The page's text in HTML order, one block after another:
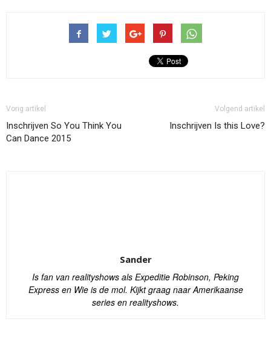
Vorig artikel
Inschrijven So You Think You
Can Dance 2015
Volgend artikel
Inschrijven Is this Love?
Sander
Is fan van realityshows als Expeditie Robinson, Peking
Express en Wie is de mol. Kijkt graag naar Amerikaanse
series en realityshows.